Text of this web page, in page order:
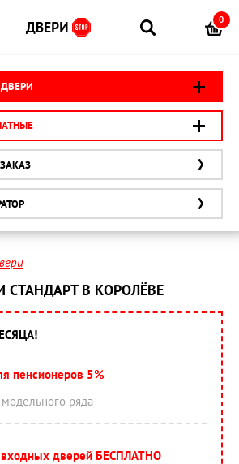
0
СТАНДАРТ В КОРОЛЁВЕ
пенсионеров 5%
ряда
входных дверей БЕСПЛАТНО